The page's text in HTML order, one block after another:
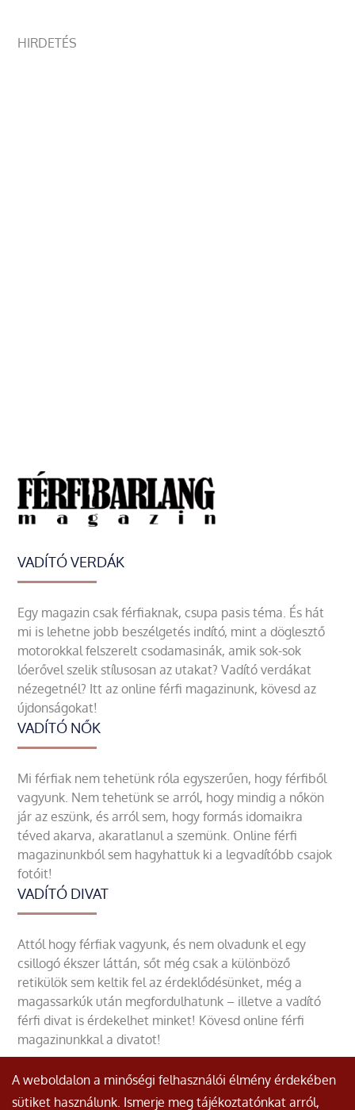
HIRDETÉS
VADÍTÓ VERDÁK
Egy magazin csak férfiaknak, csupa pasis téma. És hát
mi is lehetne jobb beszélgetés indító, mint a döglesztő
motorokkal felszerelt csodamasinák, amik sok-sok
lóerővel szelik stílusosan az utakat? Vadító verdákat
nézegetnél? Itt az online férfi magazinunk, kövesd az
újdonságokat!
VADÍTÓ NŐK
Mi férfiak nem tehetünk róla egyszerűen, hogy férfiből
vagyunk. Nem tehetünk se arról, hogy mindig a nőkön
jár az eszünk, és arról sem, hogy formás idomaikra
téved akarva, akaratlanul a szemünk. Online férfi
magazinunkból sem hagyhattuk ki a legvadítóbb csajok
fotóit!
VADÍTÓ DIVAT
Attól hogy férfiak vagyunk, és nem olvadunk el egy
csillogó ékszer láttán, sőt még csak a különböző
retikülök sem keltik fel az érdeklődésünket, még a
magassarkúk után megfordulhatunk – illetve a vadító
férfi divat is érdekelhet minket! Kövesd online férfi
magazinunkkal a divatot!
A weboldalon a minőségi felhasználói élmény érdekében
sütiket használunk. Ismerje meg tájékoztatónkat arról,